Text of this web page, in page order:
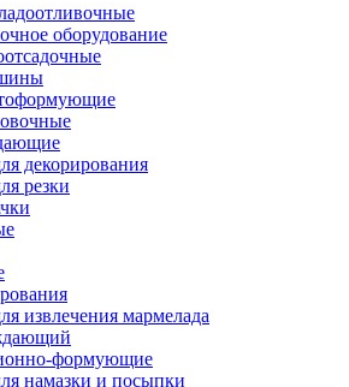
оборудование
декорирования
резки
извлечения мармелада
формующие
намазки и посыпки